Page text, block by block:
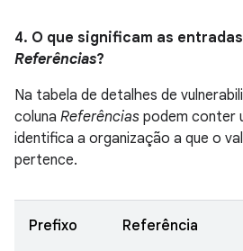
4. O que significam as
Referências?
Na tabela de detalhes de
coluna Referências podem conter
identifica a organização a que o
pertence.
Prefixo Referência